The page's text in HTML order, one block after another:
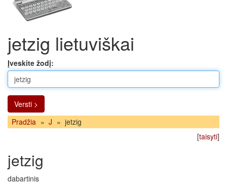
jetzig lietuviškai
Įveskite žodį:
Versti >
Pradžia » J » jetzig
[taisyti]
jetzig
dabartinis